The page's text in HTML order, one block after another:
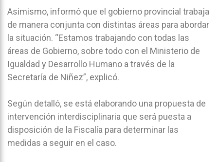
Asimismo, informó que el gobierno provincial trabaja
de manera conjunta con distintas áreas para abordar
la situación. “Estamos trabajando con todas las
áreas de Gobierno, sobre todo con el Ministerio de
Igualdad y Desarrollo Humano a través de la
Secretaría de Niñez”, explicó.
Según detalló, se está elaborando una propuesta de
intervención interdisciplinaria que será puesta a
disposición de la Fiscalía para determinar las
medidas a seguir en el caso.